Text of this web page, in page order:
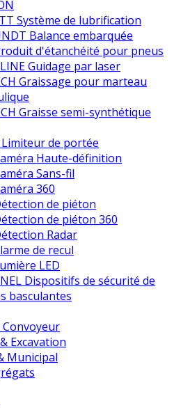
Système de lubrification
Balance embarquée
d'étanchéité pour pneus
Guidage par laser
Graissage pour marteau
Graisse semi-synthétique
Limiteur de portée
Haute-définition
Sans-fil
360
de piéton
de piéton 360
Radar
de recul
LED
Dispositifs de sécurité de
basculantes
Excavation
Municipal